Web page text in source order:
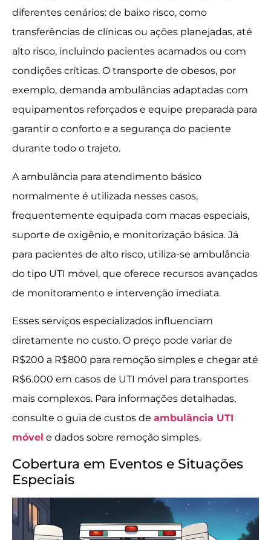
diferentes cenários: de baixo risco, como
transferências de clínicas ou ações planejadas, até
alto risco, incluindo pacientes acamados ou com
condições críticas. O transporte de obesos, por
exemplo, demanda ambulâncias adaptadas com
equipamentos reforçados e equipe preparada para
garantir o conforto e a segurança do paciente
durante todo o trajeto.
A ambulância para atendimento básico
normalmente é utilizada nesses casos,
frequentemente equipada com macas especiais,
suporte de oxigênio, e monitorização básica. Já
para pacientes de alto risco, utiliza-se ambulância
do tipo UTI móvel, que oferece recursos avançados
de monitoramento e intervenção imediata.
Esses serviços especializados influenciam
diretamente no custo. O preço pode variar de
R$200 a R$800 para remoção simples e chegar até
R$6.000 em casos de UTI móvel para transportes
mais complexos. Para informações detalhadas,
consulte o guia de custos de ambulância UTI
móvel e dados sobre remoção simples.
Cobertura em Eventos e Situações
Especiais